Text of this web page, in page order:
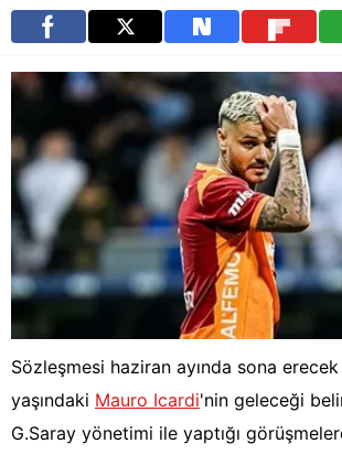
Sözleşmesi haziran ayında sona
yaşındaki Mauro Icardi'nin geleceği
G.Saray yönetimi ile yaptığı